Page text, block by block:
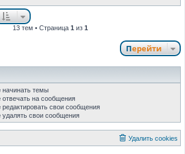
13 тем • Страница 1 из 1
Перейти
начинать темы
отвечать на сообщения
редактировать свои сообщения
удалять свои сообщения
Удалить cookies